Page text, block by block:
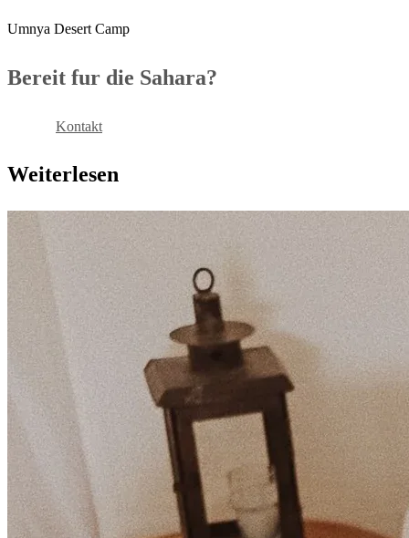
Umnya Desert Camp
Bereit fur die Sahara?
Kontakt
Weiterlesen